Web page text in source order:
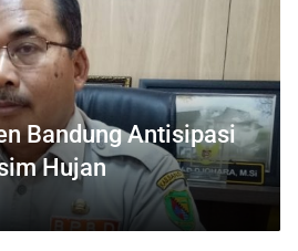
Bandung Antisipasi
Hujan